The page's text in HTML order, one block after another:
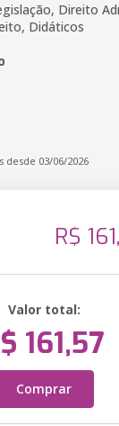
Direito
Didáticos
desde 03/06/2026
R$
Valor total:
161,57
Comprar